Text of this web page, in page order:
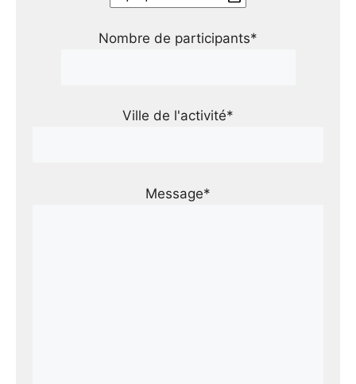
Nombre de participants*
Ville de l'activité*
Message*